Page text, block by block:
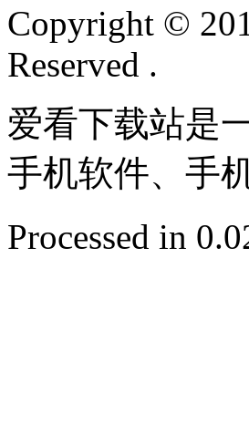
Copyright ©
Reserved .
爱看下载站是
手机软件、手
Processed in